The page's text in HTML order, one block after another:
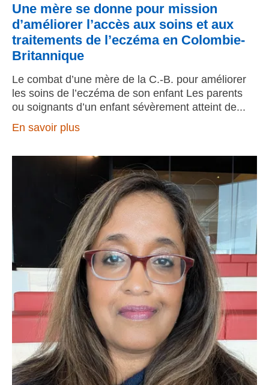
Une mère se donne pour mission
d’améliorer l’accès aux soins et aux
traitements de l’eczéma en Colombie-
Britannique
Le combat d’une mère de la C.-B. pour améliorer
les soins de l’eczéma de son enfant Les parents
ou soignants d’un enfant sévèrement atteint de
En savoir plus